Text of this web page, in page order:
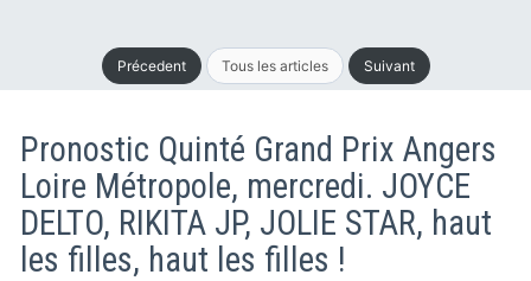
Précedent Tous les articles Suivant
Pronostic Quinté Grand Prix Angers
Loire Métropole, mercredi. JOYCE
DELTO, RIKITA JP, JOLIE STAR, haut
les filles, haut les filles !